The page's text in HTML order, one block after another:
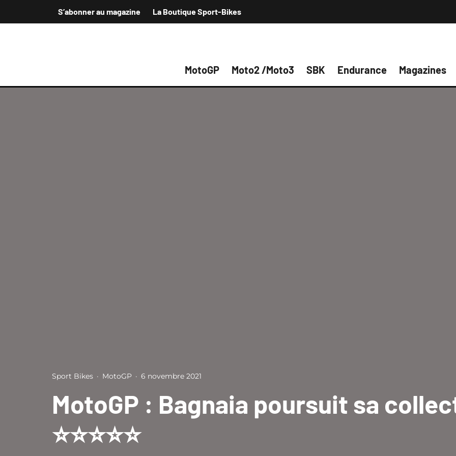
S’abonner au magazine La Boutique Sport-Bikes
MotoGP Moto2 /Moto3 SBK Endurance Magazines
Sport Bikes · MotoGP · 6 novembre 2021
MotoGP : Bagnaia poursuit sa
⭐⭐⭐⭐⭐